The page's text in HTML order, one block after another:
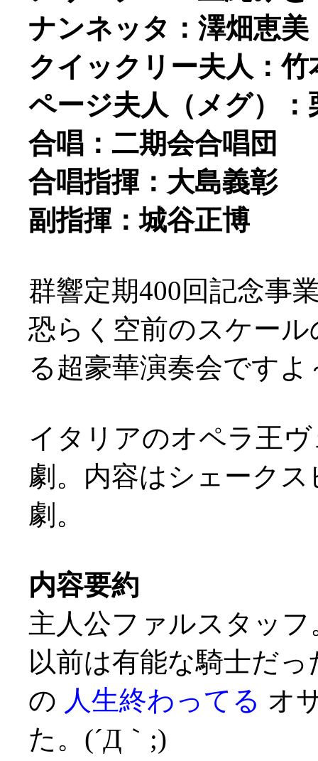
ナンネッタ：澤畑恵美
クイックリー夫人：竹
ページ夫人（メグ）：
合唱：二期会合唱団
合唱指揮：大島義彰
副指揮：城谷正博
群響定期400回記念事
恐らく空前のスケー
る超豪華演奏会です
イタリアのオペラ王
劇。内容はシェーク
劇。
内容要約
主人公ファルスタッフ
以前は有能な騎士だ
の 人生終わってる オ
た。(´Д｀;)